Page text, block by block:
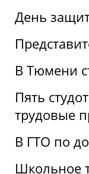
День
В Тюмени
Пять
трудовые
В ГТО по
Школьное